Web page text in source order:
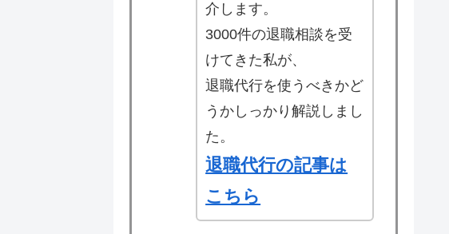
介します。
3000件の退職相談を受
けてきた私が、
退職代行を使うべきかど
うかしっかり解説しまし
た。
退職代行の記事は
こちら